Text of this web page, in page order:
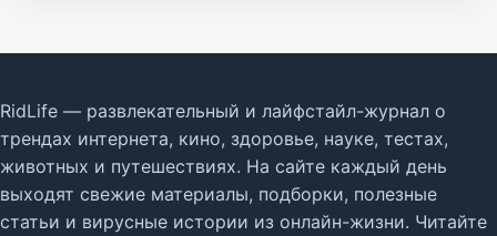
RidLife — развлекательный и лайфстайл-журнал о
трендах интернета, кино, здоровье, науке, тестах,
животных и путешествиях. На сайте каждый день
выходят свежие материалы, подборки, полезные
статьи и вирусные истории из онлайн-жизни. Читайте